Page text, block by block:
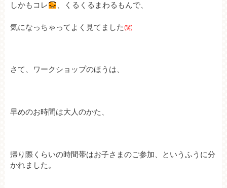
しかもコレ 、くるくるまわるもんで、
気になっちゃってよく見てました
さて、ワークショップのほうは、
早めのお時間は大人のかた、
帰り際くらいの時間帯はお子さまのご参加、というふうに分
かれました。